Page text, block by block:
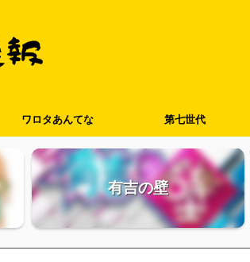
ワロタあんてな 第七世代
有吉の壁